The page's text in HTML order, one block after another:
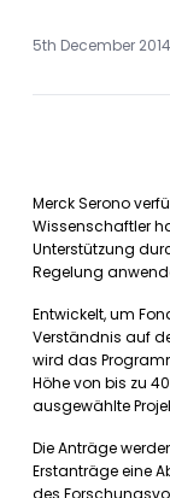
5th December 2014
Merck Serono
Wissenschaftler
Unterstützung
Regelung
Entwickelt, um
Verständnis auf
wird das
Höhe von bis zu
ausgewählte
Die Anträge
Erstanträge eine
des